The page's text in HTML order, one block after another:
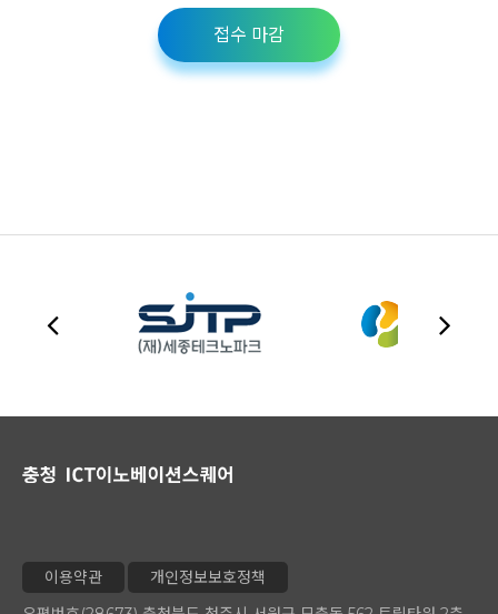
접수 마감
이용약관
개인정보보호정책